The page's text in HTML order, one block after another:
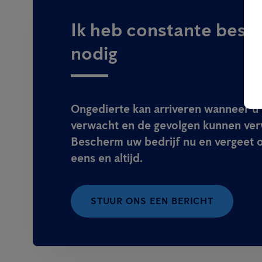
Ik heb constante
nodig
Ongedierte kan arriveren wanneer
verwacht en de gevolgen kunnen
Bescherm uw bedrijf nu en vergeet
eens en altijd.
STUUR ONS EEN BERICHT